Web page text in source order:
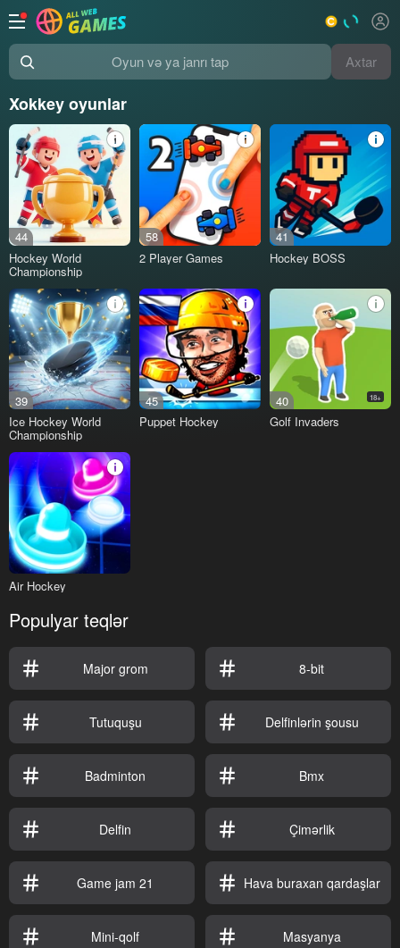
Oyun və ya janrı tap Axtar
Xokkey oyunlar
44
Hockey World
Championship
58
2 Player Games
41
Hockey BOSS
39
Ice Hockey World
Championship
45
Puppet Hockey
40 18+
Golf Invaders
Air Hockey
Populyar teqlər
Major grom 8-bit
Tutuquşu Delfinlərin şousu
Badminton Bmx
Delfin Çimərlik
Game jam 21 Hava buraxan qardaşlar
Mini-qolf Masyanya